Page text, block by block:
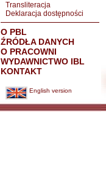
Transliteracja
Deklaracja dostępności
O PBL
ŹRÓDŁA DANYCH
O PRACOWNI
WYDAWNICTWO IBL
KONTAKT
English version